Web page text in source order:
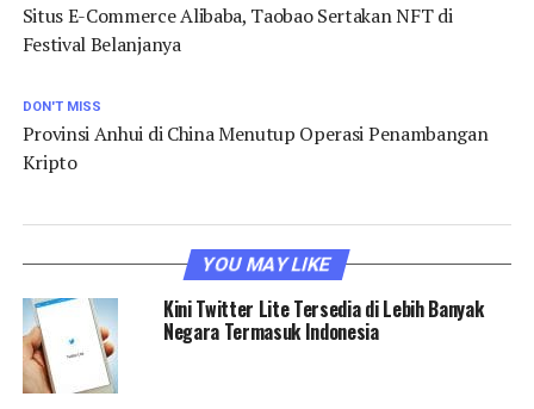
Situs E-Commerce Alibaba, Taobao Sertakan NFT di
Festival Belanjanya
DON'T MISS
Provinsi Anhui di China Menutup Operasi Penambangan
Kripto
YOU MAY LIKE
Kini Twitter Lite Tersedia di Lebih Banyak
Negara Termasuk Indonesia